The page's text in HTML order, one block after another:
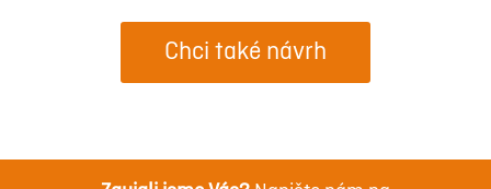
Chci také návrh